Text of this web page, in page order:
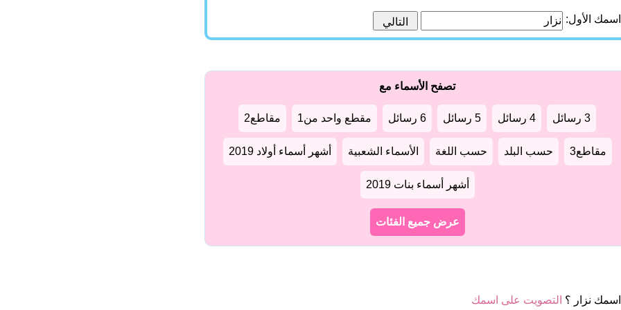
اسمك الأول:
تصفح الأسماء مع
3 رسائل 4 رسائل 5 رسائل 6 رسائل مقطع واحد من1 مقاطع2
مقاطع3 حسب البلد حسب اللغة الأسماء الشعبية أشهر أسماء أولاد 2019
أشهر أسماء بنات 2019
عرض جميع الفئات
نزار ؟ التصويت على اسمك